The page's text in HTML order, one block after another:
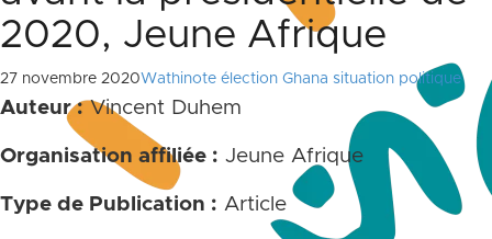
2020, Jeune Afrique
27 novembre 2020Wathinote élection Ghana situation politique
Auteur :Vincent Duhem
Organisation affiliée : Jeune Afrique
Type de Publication : Article